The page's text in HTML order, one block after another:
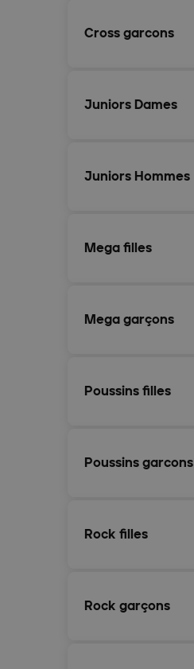
Cross garcons
Juniors Dames
Juniors Hommes
Mega filles
Mega garçons
Poussins filles
Poussins garcons
Rock filles
Rock garçons